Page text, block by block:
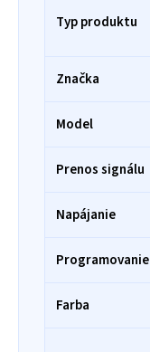
Typ produktu
Značka
Model
Prenos signálu
Napájanie
Programovanie
Farba